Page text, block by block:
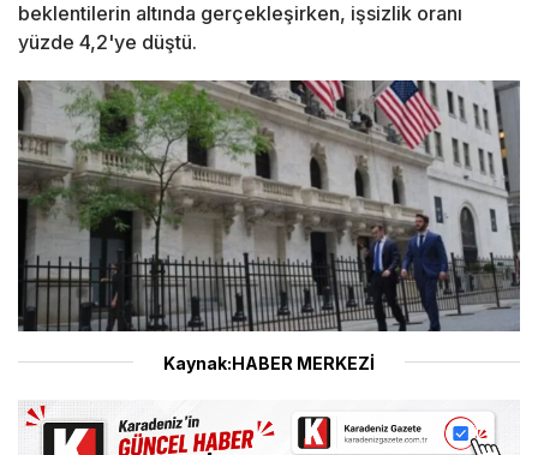
beklentilerin altında gerçekleşirken, işsizlik oranı
yüzde 4,2'ye düştü.
Kaynak:HABER MERKEZİ